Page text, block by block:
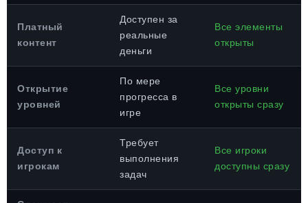
Платный
контент
Доступен за
реальные
деньги
Все элементы
открыты
Открытие
уровней
По мере
прогресса в
игре
Все уровни
открыты сразу
Доступ к
игрокам
Требует
выполнения
задач
Все игроки
доступны сразу